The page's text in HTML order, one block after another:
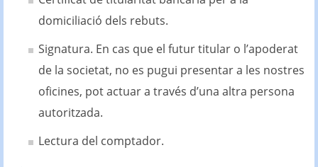
domiciliació dels rebuts.
Signatura. En cas que el futur titular o l’apoderat
de la societat, no es pugui presentar a les nostres
oficines, pot actuar a través d’una altra persona
autoritzada.
Lectura del comptador.